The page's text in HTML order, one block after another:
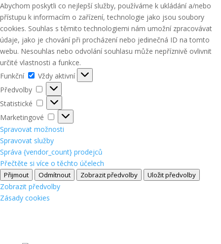
Abychom poskytli co nejlepší služby, používáme k ukládání a/nebo
přístupu k informacím o zařízení, technologie jako jsou soubory
cookies. Souhlas s těmito technologiemi nám umožní zpracovávat
údaje, jako je chování při procházení nebo jedinečná ID na tomto
webu. Nesouhlas nebo odvolání souhlasu může nepříznivě ovlivnit
určité vlastnosti a funkce.
Funkční
Funkční
Vždy aktivní
Předvolby
Předvolby
Statistické
Statistické
Marketingové
Marketingové
Spravovat možnosti
Spravovat služby
Správa {vendor_count} prodejců
Přečtěte si více o těchto účelech
Přijmout Odmítnout Zobrazit předvolby Uložit předvolby
Zobrazit předvolby
Zásady cookies